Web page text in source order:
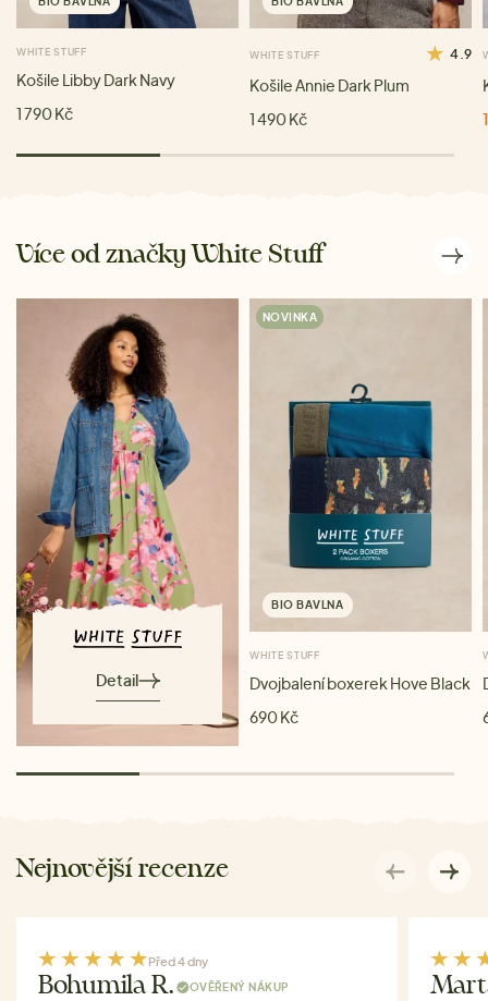
WHITE STUFF
Košile Libby Dark Navy
1 790 Kč
WHITE STUFF 4.9
Košile Annie Dark Plum
1 490 Kč
Více od značky White Stuff
Detail
NOVINKA
BIO BAVLNA
WHITE STUFF
Dvojbalení boxerek Hove Black
690 Kč
Nejnovější recenze
Před 4 dny
Bohumila R. OVĚŘENÝ NÁKUP